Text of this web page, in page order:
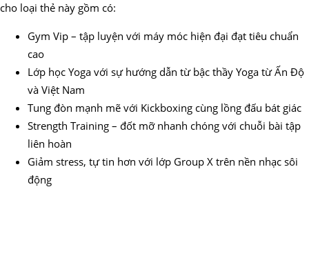
cho loại thẻ này gồm có:
Gym Vip – tập luyện với máy móc hiện đại đạt tiêu chuẩn
cao
Lớp học Yoga với sự hướng dẫn từ bậc thầy Yoga từ Ấn Độ
và Việt Nam
Tung đòn mạnh mẽ với Kickboxing cùng lồng đấu bát giác
Strength Training – đốt mỡ nhanh chóng với chuỗi bài tập
liên hoàn
Giảm stress, tự tin hơn với lớp Group X trên nền nhạc sôi
động